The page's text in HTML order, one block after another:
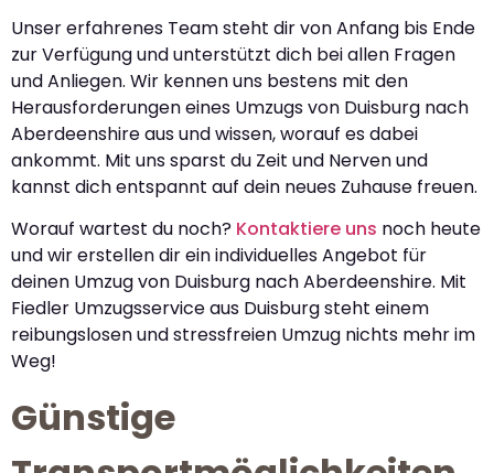
Unser erfahrenes Team steht dir von Anfang bis Ende
zur Verfügung und unterstützt dich bei allen Fragen
und Anliegen. Wir kennen uns bestens mit den
Herausforderungen eines Umzugs von Duisburg nach
Aberdeenshire aus und wissen, worauf es dabei
ankommt. Mit uns sparst du Zeit und Nerven und
kannst dich entspannt auf dein neues Zuhause freuen.
Worauf wartest du noch? Kontaktiere uns noch heute
und wir erstellen dir ein individuelles Angebot für
deinen Umzug von Duisburg nach Aberdeenshire. Mit
Fiedler Umzugsservice aus Duisburg steht einem
reibungslosen und stressfreien Umzug nichts mehr im
Weg!
Günstige